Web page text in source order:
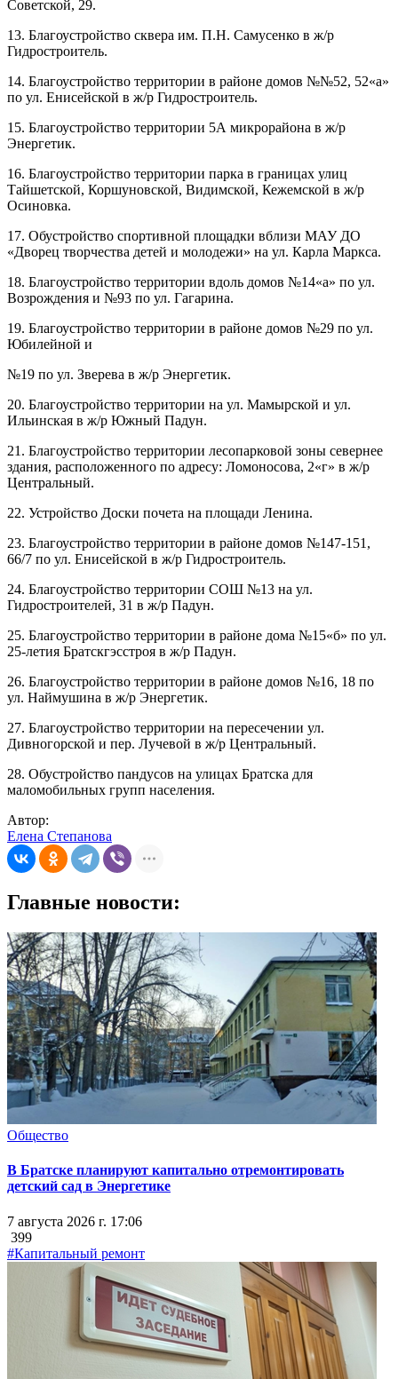
Советской, 29.
13. Благоустройство сквера им. П.Н. Самусенко в ж/р
Гидростроитель.
14. Благоустройство территории в районе домов №№52, 52«а»
по ул. Енисейской в ж/р Гидростроитель.
15. Благоустройство территории 5А микрорайона в ж/р
Энергетик.
16. Благоустройство территории парка в границах улиц
Тайшетской, Коршуновской, Видимской, Кежемской в ж/р
Осиновка.
17. Обустройство спортивной площадки вблизи МАУ ДО
«Дворец творчества детей и молодежи» на ул. Карла Маркса.
18. Благоустройство территории вдоль домов №14«а» по ул.
Возрождения и №93 по ул. Гагарина.
19. Благоустройство территории в районе домов №29 по ул.
Юбилейной и
№19 по ул. Зверева в ж/р Энергетик.
20. Благоустройство территории на ул. Мамырской и ул.
Ильинская в ж/р Южный Падун.
21. Благоустройство территории лесопарковой зоны севернее
здания, расположенного по адресу: Ломоносова, 2«г» в ж/р
Центральный.
22. Устройство Доски почета на площади Ленина.
23. Благоустройство территории в районе домов №147-151,
66/7 по ул. Енисейской в ж/р Гидростроитель.
24. Благоустройство территории СОШ №13 на ул.
Гидростроителей, 31 в ж/р Падун.
25. Благоустройство территории в районе дома №15«б» по ул.
25-летия Братскгэсстроя в ж/р Падун.
26. Благоустройство территории в районе домов №16, 18 по
ул. Наймушина в ж/р Энергетик.
27. Благоустройство территории на пересечении ул.
Дивногорской и пер. Лучевой в ж/р Центральный.
28. Обустройство пандусов на улицах Братска для
маломобильных групп населения.
Автор:
Елена Степанова
Главные новости:
Общество
В Братске планируют капитально отремонтировать
детский сад в Энергетике
7 августа 2026 г. 17:06
399
#Капитальный ремонт